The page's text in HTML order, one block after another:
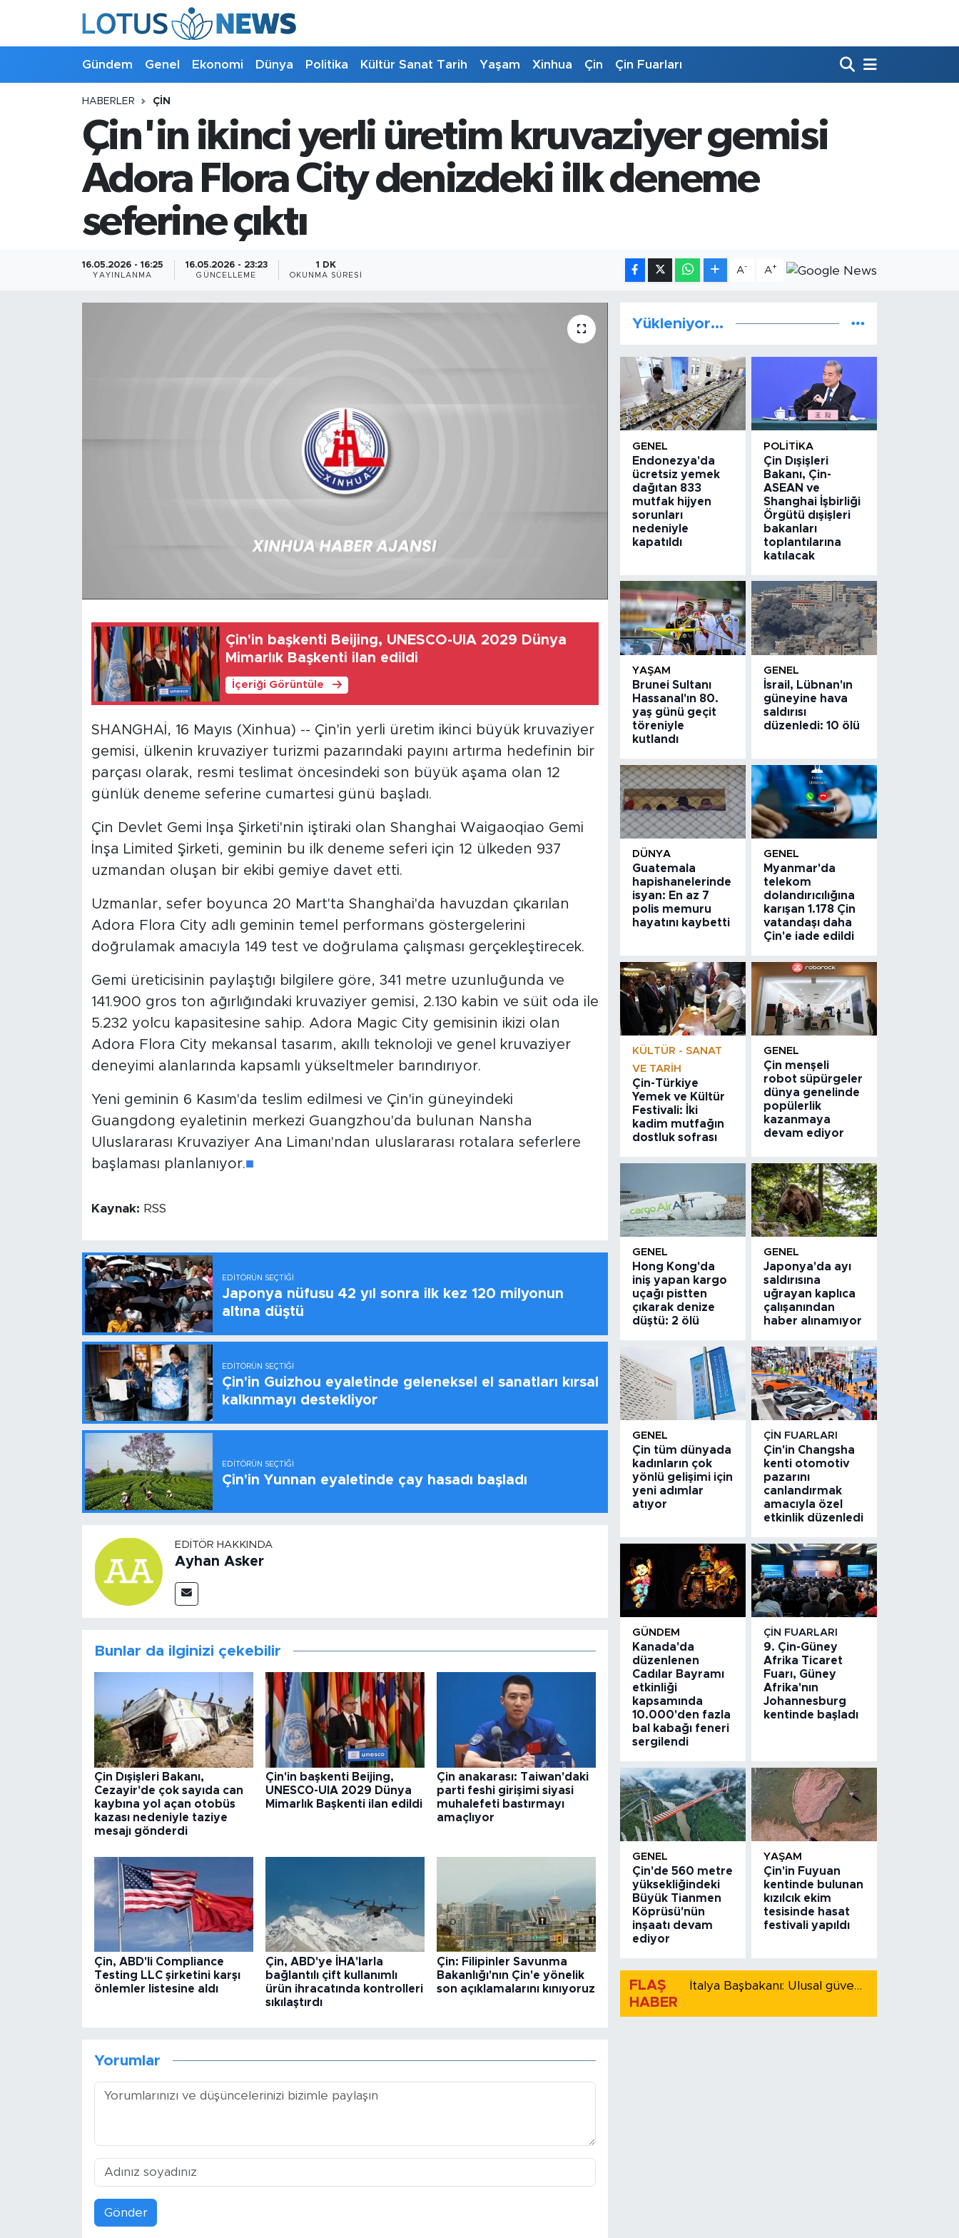
Gündem Genel Ekonomi Dünya Politika Kültür Sanat Tarih Yaşam Xinhua Çin Çin Fuarları
HABERLER ÇIN
Çin'in ikinci yerli üretim kruvaziyer gemisi
Adora Flora City denizdeki ilk deneme
seferine çıktı
16.05.2026 - 16:25
YAYINLANMA
16.05.2026 - 23:23
GÜNCELLEME
1 DK
OKUNMA SÜRESI
A- A+
Çin'in başkenti Beijing, UNESCO-UIA 2029 Dünya
Mimarlık Başkenti ilan edildi
İçeriği Görüntüle
SHANGHAİ, 16 Mayıs (Xinhua) -- Çin'in yerli üretim ikinci büyük kruvaziyer
gemisi, ülkenin kruvaziyer turizmi pazarındaki payını artırma hedefinin bir
parçası olarak, resmi teslimat öncesindeki son büyük aşama olan 12
günlük deneme seferine cumartesi günü başladı.
Çin Devlet Gemi İnşa Şirketi'nin iştiraki olan Shanghai Waigaoqiao Gemi
İnşa Limited Şirketi, geminin bu ilk deneme seferi için 12 ülkeden 937
uzmandan oluşan bir ekibi gemiye davet etti.
Uzmanlar, sefer boyunca 20 Mart'ta Shanghai'da havuzdan çıkarılan
Adora Flora City adlı geminin temel performans göstergelerini
doğrulamak amacıyla 149 test ve doğrulama çalışması gerçekleştirecek.
Gemi üreticisinin paylaştığı bilgilere göre, 341 metre uzunluğunda ve
141.900 gros ton ağırlığındaki kruvaziyer gemisi, 2.130 kabin ve süit oda ile
5.232 yolcu kapasitesine sahip. Adora Magic City gemisinin ikizi olan
Adora Flora City mekansal tasarım, akıllı teknoloji ve genel kruvaziyer
deneyimi alanlarında kapsamlı yükseltmeler barındırıyor.
Yeni geminin 6 Kasım'da teslim edilmesi ve Çin'in güneyindeki
Guangdong eyaletinin merkezi Guangzhou'da bulunan Nansha
Uluslararası Kruvaziyer Ana Limanı'ndan uluslararası rotalara seferlere
başlaması planlanıyor.■
Kaynak: RSS
EDITÖRÜN SEÇTIĞI
Japonya nüfusu 42 yıl sonra ilk kez 120 milyonun
altına düştü
EDITÖRÜN SEÇTIĞI
Çin'in Guizhou eyaletinde geleneksel el sanatları kırsal
kalkınmayı destekliyor
EDITÖRÜN SEÇTIĞI
Çin'in Yunnan eyaletinde çay hasadı başladı
EDITÖR HAKKINDA
Ayhan Asker
Bunlar da ilginizi çekebilir
Çin Dışişleri Bakanı,
Cezayir'de çok sayıda can
kaybına yol açan otobüs
kazası nedeniyle taziye
mesajı gönderdi
Çin'in başkenti Beijing,
UNESCO-UIA 2029 Dünya
Mimarlık Başkenti ilan edildi
Çin anakarası: Taiwan'daki
parti feshi girişimi siyasi
muhalefeti bastırmayı
amaçlıyor
Çin, ABD'li Compliance
Testing LLC şirketini karşı
önlemler listesine aldı
Çin, ABD'ye İHA'larla
bağlantılı çift kullanımlı
ürün ihracatında kontrolleri
sıkılaştırdı
Çin: Filipinler Savunma
Bakanlığı'nın Çin'e yönelik
son açıklamalarını kınıyoruz
Yorumlar
Gönder
Yükleniyor...
GENEL
Endonezya'da
ücretsiz yemek
dağıtan 833
mutfak hijyen
sorunları
nedeniyle
kapatıldı
POLITIKA
Çin Dışişleri
Bakanı, Çin-
ASEAN ve
Shanghai İşbirliği
Örgütü dışişleri
bakanları
toplantılarına
katılacak
YAŞAM
Brunei Sultanı
Hassanal'ın 80.
yaş günü geçit
töreniyle
kutlandı
GENEL
İsrail, Lübnan'ın
güneyine hava
saldırısı
düzenledi: 10 ölü
DÜNYA
Guatemala
hapishanelerinde
isyan: En az 7
polis memuru
hayatını kaybetti
GENEL
Myanmar'da
telekom
dolandırıcılığına
karışan 1.178 Çin
vatandaşı daha
Çin'e iade edildi
KÜLTÜR - SANAT
VE TARIH
Çin-Türkiye
Yemek ve Kültür
Festivali: İki
kadim mutfağın
dostluk sofrası
GENEL
Çin menşeli
robot süpürgeler
dünya genelinde
popülerlik
kazanmaya
devam ediyor
GENEL
Hong Kong'da
iniş yapan kargo
uçağı pistten
çıkarak denize
düştü: 2 ölü
GENEL
Japonya'da ayı
saldırısına
uğrayan kaplıca
çalışanından
haber alınamıyor
GENEL
Çin tüm dünyada
kadınların çok
yönlü gelişimi için
yeni adımlar
atıyor
ÇIN FUARLARI
Çin'in Changsha
kenti otomotiv
pazarını
canlandırmak
amacıyla özel
etkinlik düzenledi
GÜNDEM
Kanada'da
düzenlenen
Cadılar Bayramı
etkinliği
kapsamında
10.000'den fazla
bal kabağı feneri
sergilendi
ÇIN FUARLARI
9. Çin-Güney
Afrika Ticaret
Fuarı, Güney
Afrika'nın
Johannesburg
kentinde başladı
GENEL
Çin'de 560 metre
yüksekliğindeki
Büyük Tianmen
Köprüsü'nün
inşaatı devam
ediyor
YAŞAM
Çin'in Fuyuan
kentinde bulunan
kızılcık ekim
tesisinde hasat
festivali yapıldı
FLAŞ
HABER
İtalya Başbakanı: Ulusal güvenliği korumak için İspanya ile Schengen kapsamındaki serbest dolaşımı askıya alıyoruz
Bilim ve Teknoloji